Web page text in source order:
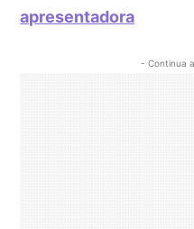
apresentadora
- Continua